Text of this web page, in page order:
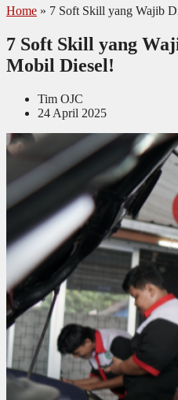
Home » 7 Soft Skill yang Wajib
7 Soft Skill yang
Mobil Diesel!
Tim OJC
24 April 2025